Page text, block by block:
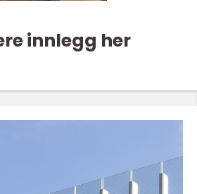
innlegg her